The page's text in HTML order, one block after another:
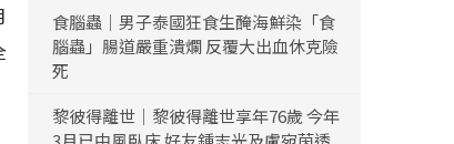
食腦蟲｜男子泰國狂食生醃海鮮染「食
腦蟲」腸道嚴重潰爛 反覆大出血休克險
死
黎彼得離世｜黎彼得離世享年76歲 今年